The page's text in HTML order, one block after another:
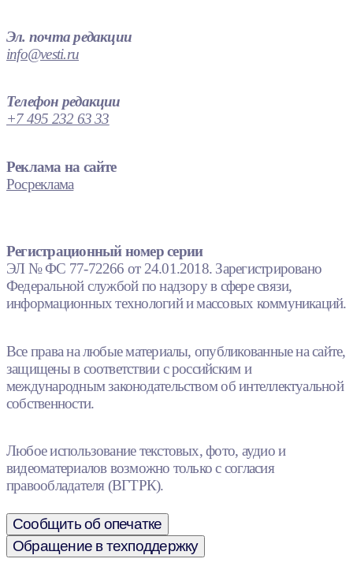
Эл. почта редакции
info@vesti.ru
Телефон редакции
+7 495 232 63 33
Реклама на сайте
Росреклама
Регистрационный номер серии
ЭЛ № ФС 77-72266 от 24.01.2018. Зарегистрировано
Федеральной службой по надзору в сфере связи,
информационных технологий и массовых коммуникаций.
Все права на любые материалы, опубликованные на сайте,
защищены в соответствии с российским и
международным законодательством об интеллектуальной
собственности.
Любое использование текстовых, фото, аудио и
видеоматериалов возможно только с согласия
правообладателя (ВГТРК).
Сообщить об опечатке
Обращение в техподдержку